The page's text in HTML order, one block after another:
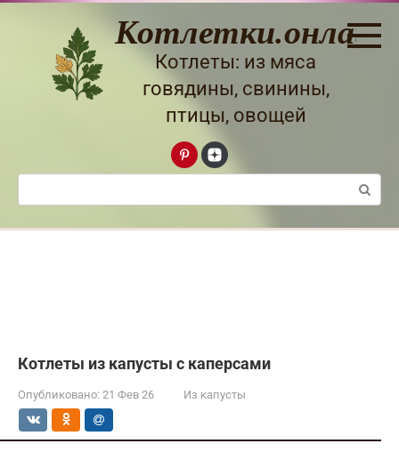
Перейти
Котлетки.онлайн
Котлеты: из мяса
говядины, свинины,
птицы, овощей
Поиск:
Котлеты из капусты с каперсами
Опубликовано: 21 Фев 26 Из капусты